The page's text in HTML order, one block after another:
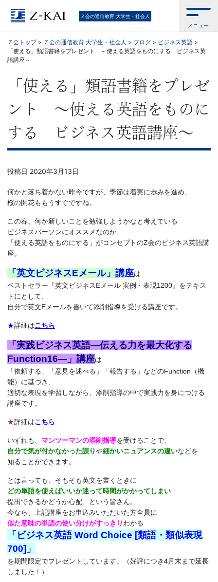
【Ｚ
会】
大
生・
社
会
人
向
け
英
語
通
信
講
座
や
TOEIC®
対
策
オ
ン
ラ
イ
ン
Ｚ会の通信教育 大学生・社会人
メニュー
Ｚ会トップ> Ｚ会の通信教育 大学生・社会人 > ブログ > ビジネス英語 >
「使える」類語書籍をプレゼント ～使える英語をものにする ビジネス英
語講座～
「使える」類語書籍をプレゼ
ント ～使える英語をものに
する ビジネス英語講座～
投稿日 2020年3月13日
何かと落ち着かない昨今ですが、季節は着実に歩みを進め、
桜の開花ももうすぐですね。
この春、何か新しいことを勉強しようかなと考えている
ビジネスパーソンにオススメなのが、
「使える英語をものにする」がコンセプトのZ会のビジネス英語講
座。
「英文ビジネスEメール」講座は
ベストセラー『英文ビジネスEメール 実例・表現1200』をテキス
トにとして、
自分で英文Eメールを書いて添削指導を受ける講座です。
★詳細はこちら
「実践ビジネス英語―伝える力を最大化する
Function16―」講座は
「依頼する」「意見を述べる」「報告する」などのFunction（機
能）に基づき、
適切な表現を学習しながら、添削指導の中で実践力を身につける
講座です。
★詳細はこちら
いずれも、 マンツーマンの添削指導を受けることで、
自分で気が付かなかった誤りや細かいニュアンスの違いなどを
知ることができます。
とは言っても、そもそも英文を書くときに
どの単語を使えばいいか迷って時間がかかってしまい
提出できるかどうか心配、という皆さん。
今なら、上記講座をお申込みいただいた方全員に
似た意味の単語の使い分けがすっきり わかる
「ビジネス英語 Word Choice [類語・類似表現
700]」
を期間限定でプレゼントしています。（好評につき4月末まで延長
しました！）